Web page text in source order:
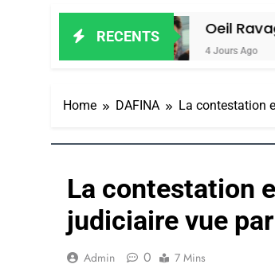
RECENTS
Oeil Ravageur –
Home DAFINA La contestation
La contestation
judiciaire vue
Admin 0 7 Mins